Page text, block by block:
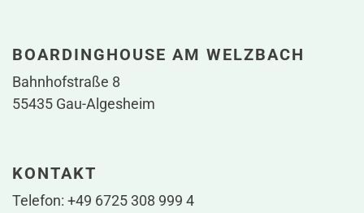
BOARDINGHOUSE AM WELZBACH
Bahnhofstraße 8
55435 Gau-Algesheim
KONTAKT
Telefon: +49 6725 308 999 4